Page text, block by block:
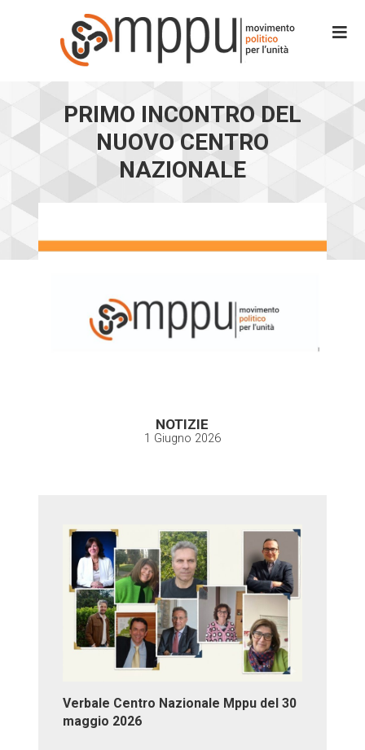
PRIMO INCONTRO DEL
NUOVO CENTRO
NAZIONALE
NOTIZIE
1 Giugno 2026
Verbale Centro Nazionale Mppu del 30
maggio 2026